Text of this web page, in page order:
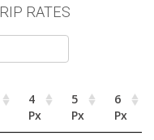
RATES
4
Px
5
Px
6
Px